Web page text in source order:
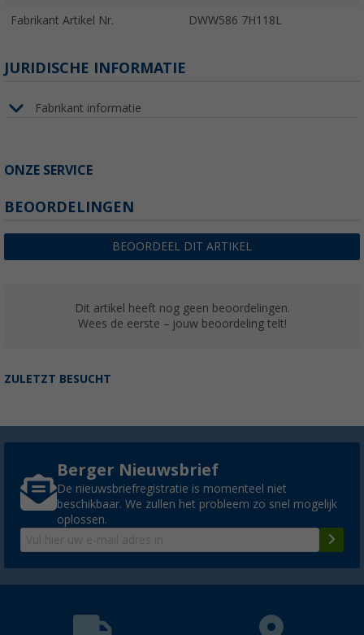
Fabrikant Artikel Nr. DWW586 7H118L
JURIDISCHE INFORMATIE
Fabrikant informatie
ONZE SERVICE
BEOORDELINGEN
BEOORDEEL DIT ARTIKEL
Dit artikel heeft nog geen beoordelingen.
Wees de eerste – jouw beoordeling telt!
ZULETZT BESUCHT
Berger Nieuwsbrief
De nieuwsbriefregistratie is momenteel niet
beschikbaar. We zullen het probleem zo snel mogelijk
oplossen.